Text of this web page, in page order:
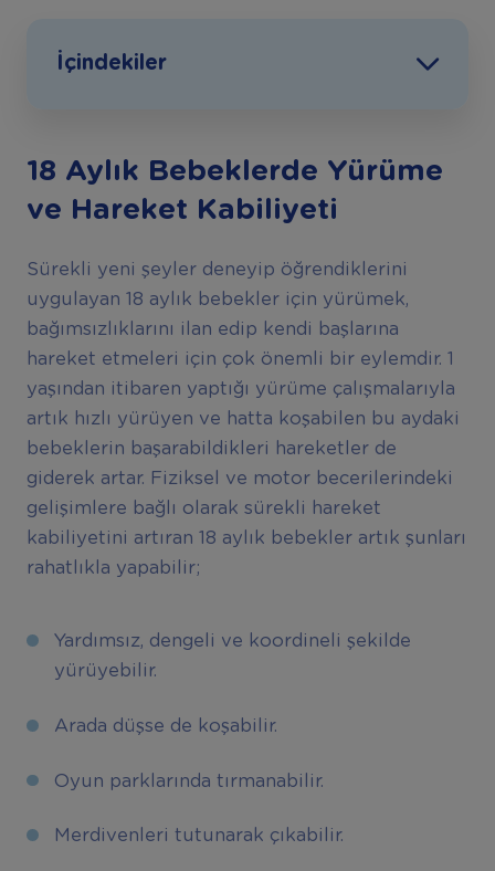
İçindekiler
18 Aylık Bebeklerde Yürüme
ve Hareket Kabiliyeti
Sürekli yeni şeyler deneyip öğrendiklerini
uygulayan 18 aylık bebekler için yürümek,
bağımsızlıklarını ilan edip kendi başlarına
hareket etmeleri için çok önemli bir eylemdir. 1
yaşından itibaren yaptığı yürüme çalışmalarıyla
artık hızlı yürüyen ve hatta koşabilen bu aydaki
bebeklerin başarabildikleri hareketler de
giderek artar. Fiziksel ve motor becerilerindeki
gelişimlere bağlı olarak sürekli hareket
kabiliyetini artıran 18 aylık bebekler artık şunları
rahatlıkla yapabilir;
Yardımsız, dengeli ve koordineli şekilde
yürüyebilir.
Arada düşse de koşabilir.
Oyun parklarında tırmanabilir.
Merdivenleri tutunarak çıkabilir.